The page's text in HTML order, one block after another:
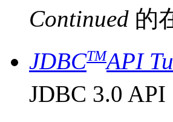
Continued 的
JDBCTMAPI
JDBC 3.0